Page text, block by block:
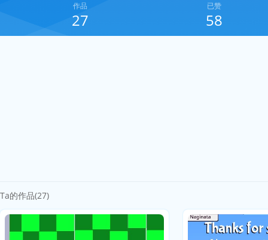
作品
27
已赞
58
Ta的作品(27)